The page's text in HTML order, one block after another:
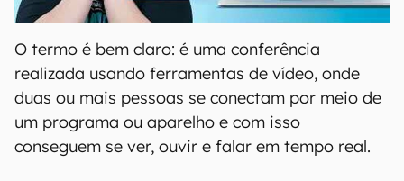
00:00 04:52
O termo é bem claro: é uma conferência
realizada usando ferramentas de vídeo, onde
duas ou mais pessoas se conectam por meio de
um programa ou aparelho e com isso
conseguem se ver, ouvir e falar em tempo real.